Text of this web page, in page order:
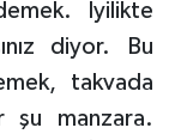
İyilikte
diyor. Bu
takvada
şu manzara.